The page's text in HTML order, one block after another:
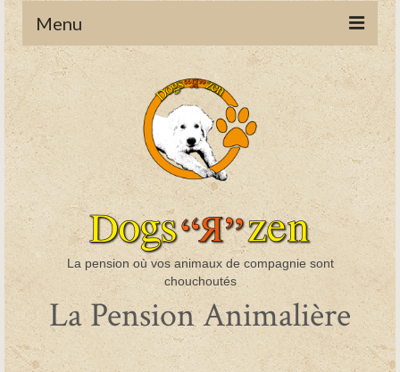
Menu
La Pension Animalière
Les Chiens
Les NAC
Faq
Contact
La pension où vos animaux de compagnie sont
chouchoutés
La Pension Animalière